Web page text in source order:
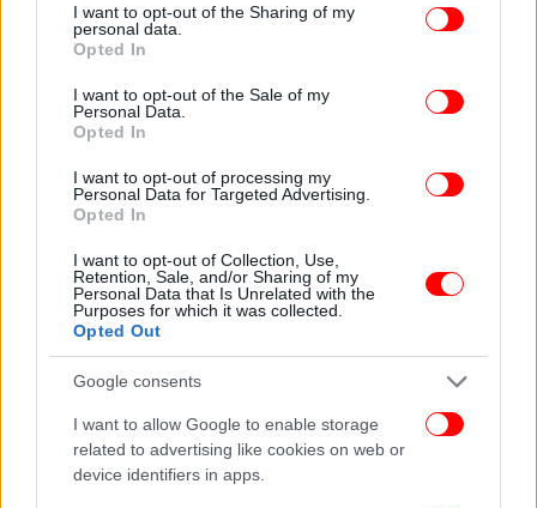
not limited to your visit or usage behaviour. You may click to
grant or deny consent to Google and its third-party tags to
use your data for below specified purposes in below Google
consent section.
I want to opt-out of the Sharing of my
personal data.
Opted In
I want to opt-out of the Sale of my
Personal Data.
Opted In
I want to opt-out of processing my
Personal Data for Targeted Advertising.
Opted In
I want to opt-out of Collection, Use,
Retention, Sale, and/or Sharing of my
Personal Data that Is Unrelated with the
Purposes for which it was collected.
Opted Out
Google consents
I want to allow Google to enable storage
related to advertising like cookies on web or
device identifiers in apps.
Μετά το χειρουργείο η ακτινοθεραπεία και η
χημειοθεραπεία χρησιμοποιούνται για τη μείωση ή
την επιβράδυνση ανάπτυξης των καρκινικών
κυττάρων. Παράλληλα, εξελιγμένες τεχνολογίες,
όπως η ακτινοχειρουργική (Gamma Knife,
CyberKnife), διευκολύνουν την εστιασμένη
ακτινοβόληση περιοχών που είναι δυσπρόσιτες
χειρουργικά. Σε ορισμένες περιπτώσεις,
στοχευμένες θεραπείες και ανοσοθεραπεία
μπορούν να αποτελέσουν συμπληρωματικές ή
εναλλακτικές επιλογές», εξηγεί ο ειδικός.
Ανάρρωση και μετεγχειρητική
«Η ενδονοσοκομειακή παραμονή και ο χρόνος